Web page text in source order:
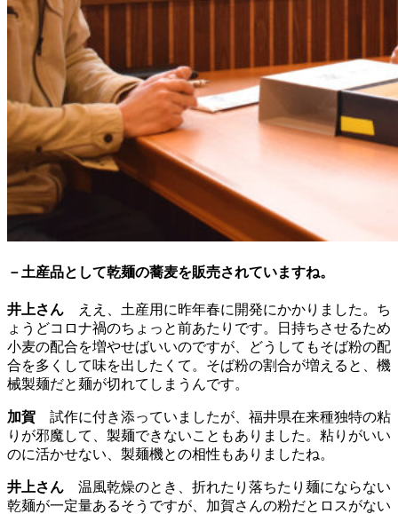
－土産品として乾麺の蕎麦を販売されていますね。
井上さん ええ、土産用に昨年春に開発にかかりました。ち
ょうどコロナ禍のちょっと前あたりです。日持ちさせるため
小麦の配合を増やせばいいのですが、どうしてもそば粉の配
合を多くして味を出したくて。そば粉の割合が増えると、機
械製麺だと麺が切れてしまうんです。
加賀 試作に付き添っていましたが、福井県在来種独特の粘
りが邪魔して、製麺できないこともありました。粘りがいい
のに活かせない、製麺機との相性もありましたね。
井上さん 温風乾燥のとき、折れたり落ちたり麺にならない
乾麺が一定量あるそうですが、加賀さんの粉だとロスがない